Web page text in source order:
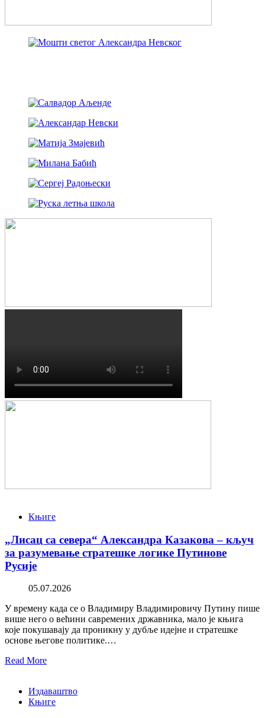
Књиге
„Лисац са севера“ Александра Казакова – кључ
за разумевање стратешке логике Путинове
Русије
05.07.2026
У времену када се о Владимиру Владимировичу Путину пише
више него о већини савремених државника, мало је књига
које покушавају да проникну у дубље идејне и стратешке
основе његове политике.…
Read More
Издаваштво
Књиге